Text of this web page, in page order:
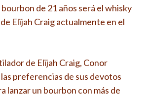
de 21 años será el whisky
Elijah Craig actualmente en el
de Elijah Craig, Conor
preferencias de sus devotos
lanzar un bourbon con más de